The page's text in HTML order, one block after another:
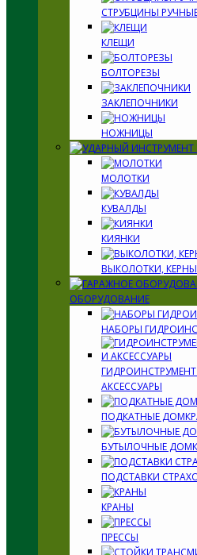
СТРУБЦИНЫ
КЛЕЩИ
БОЛТОРЕЗЫ
ЗАКЛЕПОЧНИКИ
НОЖНИЦЫ
МОЛОТКИ
КУВАЛДЫ
КИЯНКИ
ВЫКОЛОТКИ,
ОБОРУДОВАНИЕ
НАБОРЫ
АКСЕССУАРЫ
ПОДКАТНЫЕ
БУТЫЛОЧНЫЕ
ПОДСТАВКИ
КРАНЫ
ПРЕССЫ